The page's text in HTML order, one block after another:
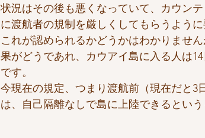
状況はその後も悪くなっていて、カウン
に渡航者の規制を厳しくしてもらうよう
これが認められるかどうかはわかりませ
果がどうであれ、カウアイ島に入る人は
です。
今現在の規定、つまり渡航前（現在だと
は、自己隔離なしで島に上陸できるとい